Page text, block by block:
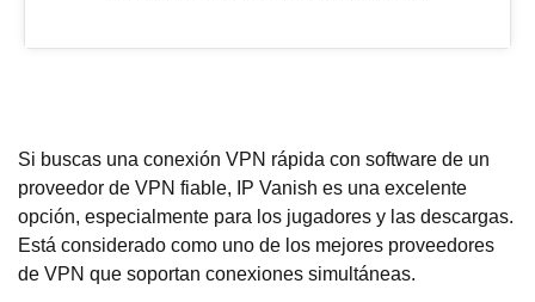
Si buscas una conexión VPN rápida con software de un
proveedor de VPN fiable, IP Vanish es una excelente
opción, especialmente para los jugadores y las descargas.
Está considerado como uno de los mejores proveedores
de VPN que soportan conexiones simultáneas.